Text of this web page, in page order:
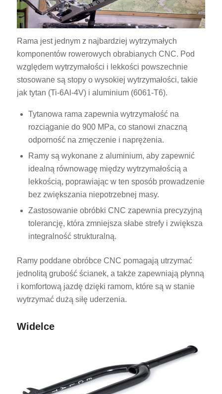
Rama jest jednym z najbardziej wytrzymałych
komponentów rowerowych obrabianych CNC. Pod
względem wytrzymałości i lekkości powszechnie
stosowane są stopy o wysokiej wytrzymałości, takie
jak tytan (Ti-6Al-4V) i aluminium (6061-T6).
Tytanowa rama zapewnia wytrzymałość na
rozciąganie do 900 MPa, co stanowi znaczną
odporność na zmęczenie i naprężenia.
Ramy są wykonane z aluminium, aby zapewnić
idealną równowagę między wytrzymałością a
lekkością, poprawiając w ten sposób prowadzenie
bez zwiększania niepotrzebnej masy.
Zastosowanie obróbki CNC zapewnia precyzyjną
tolerancję, która zmniejsza słabe strefy i zwiększa
integralność strukturalną.
Ramy poddane obróbce CNC pomagają utrzymać
jednolitą grubość ścianek, a także zapewniają płynną
i komfortową jazdę dzięki ramom, które są w stanie
wytrzymać dużą siłę uderzenia.
Widelce